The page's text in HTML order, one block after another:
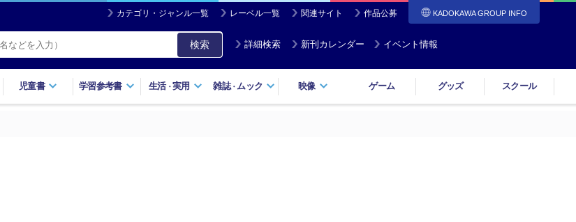
カテゴリ・ジャンル一覧 レーベル一覧 関連サイト 作品公募 KADOKAWA GROUP INFO
検索 詳細検索 新刊カレンダー イベント情報
児童書 学習参考書 生活・実用 雑誌・ ムック 映像 ゲーム グッズ スクール